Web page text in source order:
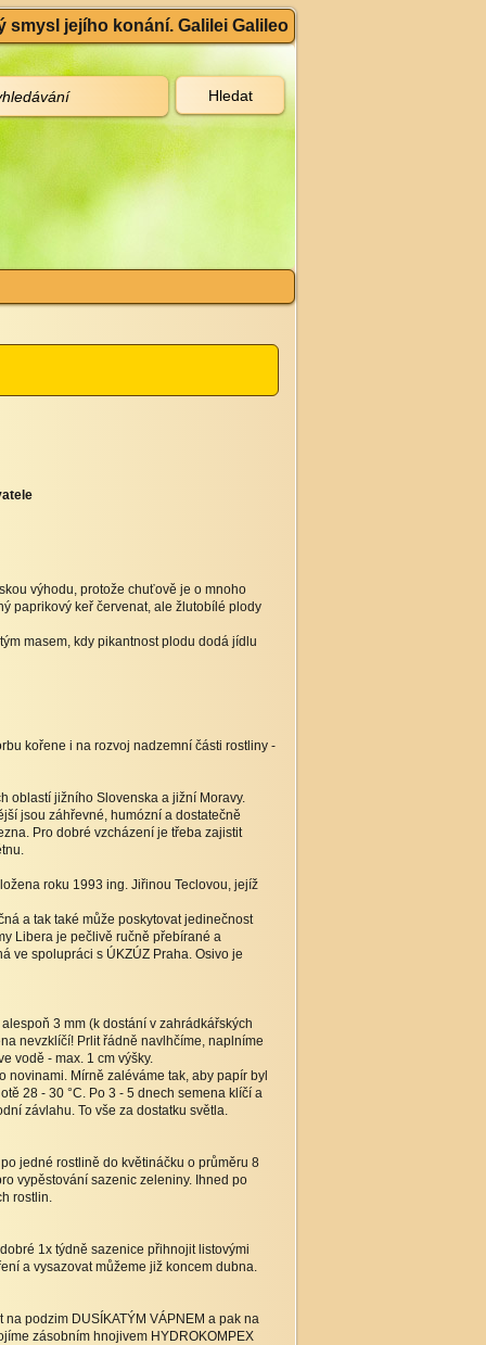
jejího konání. Galilei Galileo
výhodu, protože chuťově je o mnoho
paprikový keř červenat, ale žlutobílé plody
masem, kdy pikantnost plodu dodá jídlu
kořene i na rozvoj nadzemní části rostliny -
oblastí jižního Slovenska a jižní Moravy.
jsou záhřevné, humózní a dostatečně
Pro dobré vzcházení je třeba zajistit
roku 1993 ing. Jiřinou Teclovou, jejíž
a tak také může poskytovat jedinečnost
Libera je pečlivě ručně přebírané a
ve spolupráci s ÚKZÚZ Praha. Osivo je
3 mm (k dostání v zahrádkářských
nevzklíčí! Prlit řádně navlhčíme, naplníme
vodě - max. 1 cm výšky.
Mírně zaléváme tak, aby papír byl
28 - 30 °C. Po 3 - 5 dnech semena klíčí a
závlahu. To vše za dostatku světla.
jedné rostlině do květináčku o průměru 8
vypěstování sazenic zeleniny. Ihned po
rostlin.
1x týdně sazenice přihnojit listovými
a vysazovat můžeme již koncem dubna.
podzim DUSÍKATÝM VÁPNEM a pak na
zásobním hnojivem HYDROKOMPEX